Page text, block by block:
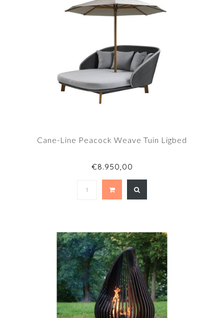
Cane-Line Peacock Weave Tuin Ligbed
€8.950,00